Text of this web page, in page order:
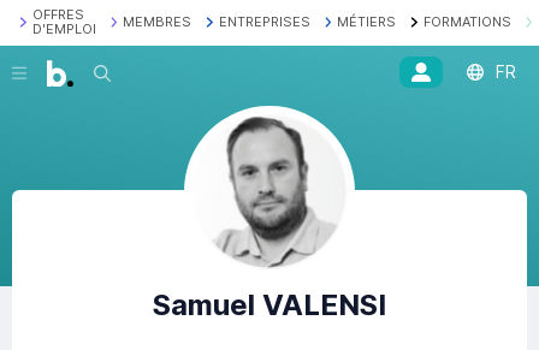
OFFRES
D'EMPLOI
MEMBRES ENTREPRISES MÉTIERS FORMATIONS
Recherche FR
Samuel VALENSI